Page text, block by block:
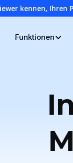
kennen,
Funktionen